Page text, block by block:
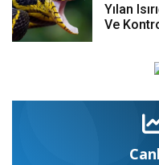
Yılan
Ve